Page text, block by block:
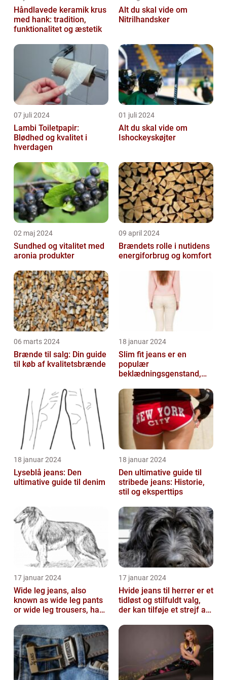
Håndlavede keramik krus
med hank: tradition,
funktionalitet og æstetik
Alt du skal vide om
Nitrilhandsker
07 juli 2024
Lambi Toiletpapir:
Blødhed og kvalitet i
hverdagen
01 juli 2024
Alt du skal vide om
Ishockeyskøjter
02 maj 2024
Sundhed og vitalitet med
aronia produkter
09 april 2024
Brændets rolle i nutidens
energiforbrug og komfort
06 marts 2024
Brænde til salg: Din guide
til køb af kvalitetsbrænde
18 januar 2024
Slim fit jeans er en
populær
beklædningsgenstand,
piger verden over
18 januar 2024
Lyseblå jeans: Den
ultimative guide til denim
18 januar 2024
Den ultimative guide til
stribede jeans: Historie,
stil og eksperttips
17 januar 2024
Wide leg jeans, also
known as wide leg pants
or wide leg trousers, have
fashion tre...
17 januar 2024
Hvide jeans til herrer er et
tidløst og stilfuldt valg,
der kan tilføje et strejf af